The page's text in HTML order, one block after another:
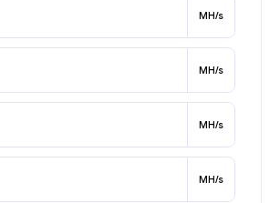
MH/s
MH/s
MH/s
MH/s